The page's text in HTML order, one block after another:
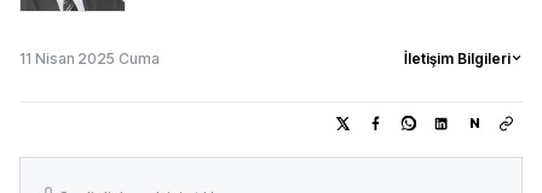
11 Nisan 2025 Cuma İletişim Bilgileri
N